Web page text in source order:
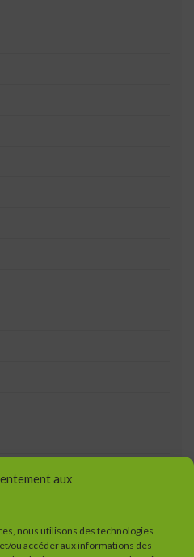
aux
nous utilisons des technologies
ou accéder aux informations des